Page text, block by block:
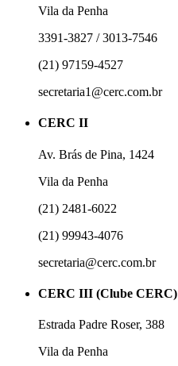
Vila da Penha
3391-3827 / 3013-7546
(21) 97159-4527
secretaria1@cerc.com.br
CERC II
Av. Brás de Pina, 1424
Vila da Penha
(21) 2481-6022
(21) 99943-4076
secretaria@cerc.com.br
CERC III (Clube CERC)
Estrada Padre Roser, 388
Vila da Penha